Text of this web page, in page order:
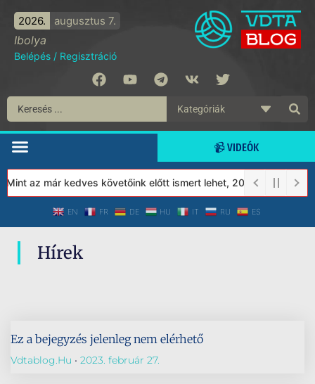
2026. augusztus 7.
Ibolya
Belépés / Regisztráció
📹 VIDEÓK
az már kedves követőink előtt ismert lehet, 2023-tól a
EN FR DE HU IT RU ES
Hírek
Ez a bejegyzés jelenleg nem elérhető
Vdtablog.hu 2023. február 27.